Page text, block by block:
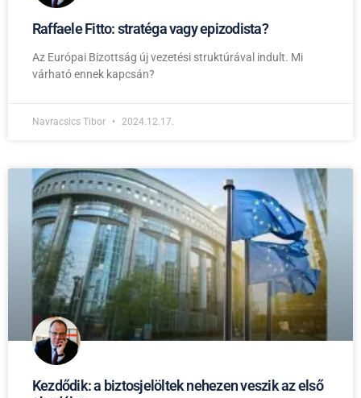
Raffaele Fitto: stratéga vagy epizodista?
Az Európai Bizottság új vezetési struktúrával indult. Mi
várható ennek kapcsán?
Navracsics Tibor 2024.12.17.
Kezdődik: a biztosjelöltek nehezen veszik az első